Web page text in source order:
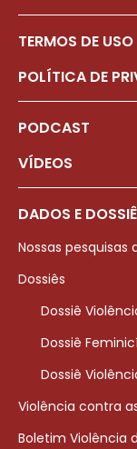
TERMOS DE USO
POLÍTICA DE
PODCAST
VÍDEOS
DADOS E
Nossas pesquisas
Dossiês
Dossiê
Dossiê
Dossiê
Violência contra
Boletim Violência